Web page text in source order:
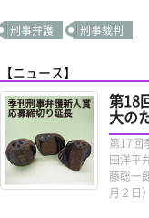
刑事弁護 刑事裁判
【ニュース】
第18
大の
第17回
田洋平
藤聡一
月２